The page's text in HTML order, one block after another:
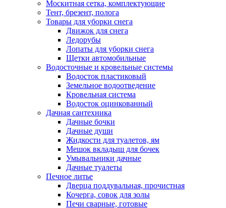
Москитная сетка, комплектующие
Тент, брезент, полога
Товары для уборки снега
Движок для снега
Ледорубы
Лопаты для уборки снега
Щетки автомобильные
Водосточные и кровельные системы
Водосток пластиковый
Земельное водоотведение
Кровельная система
Водосток оцинкованный
Дачная сантехника
Дачные бочки
Дачные души
Жидкости для туалетов, ям
Мешок вкладыш для бочек
Умывальники дачные
Дачные туалеты
Печное литье
Дверца поддувальная, прочистная
Кочерга, совок для золы
Печи сварные, готовые